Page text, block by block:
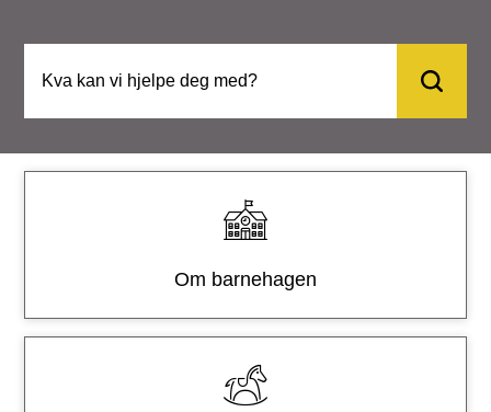
a
g
e
t
Om barnehagen